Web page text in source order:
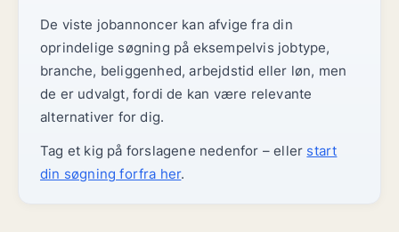
De viste jobannoncer kan afvige fra din
oprindelige søgning på eksempelvis jobtype,
branche, beliggenhed, arbejdstid eller løn, men
de er udvalgt, fordi de kan være relevante
alternativer for dig.
Tag et kig på forslagene nedenfor – eller start
din søgning forfra her.